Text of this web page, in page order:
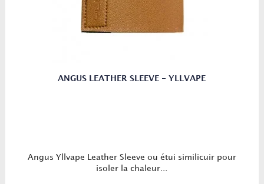
ANGUS LEATHER SLEEVE - YLLVAPE
Angus Yllvape Leather Sleeve ou étui similicuir pour
isoler la chaleur...